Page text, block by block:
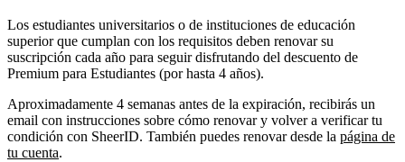
Los estudiantes universitarios o de instituciones de educación
superior que cumplan con los requisitos deben renovar su
suscripción cada año para seguir disfrutando del descuento de
Premium para Estudiantes (por hasta 4 años).
Aproximadamente 4 semanas antes de la expiración, recibirás un
email con instrucciones sobre cómo renovar y volver a verificar tu
condición con SheerID. También puedes renovar desde la página de
tu cuenta.